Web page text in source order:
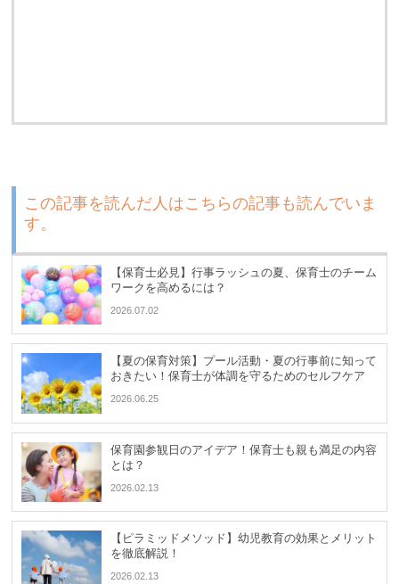
この記事を読んだ人はこちらの記事も読んでいま
す。
【保育士必見】行事ラッシュの夏、保育士のチーム
ワークを高めるには？
2026.07.02
【夏の保育対策】プール活動・夏の行事前に知って
おきたい！保育士が体調を守るためのセルフケア
2026.06.25
保育園参観日のアイデア！保育士も親も満足の内容
とは？
2026.02.13
【ピラミッドメソッド】幼児教育の効果とメリット
を徹底解説！
2026.02.13